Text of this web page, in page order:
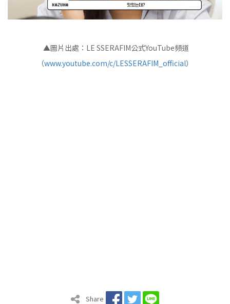
▲圖片出處：LE SSERAFIM公式YouTube頻道
（www.youtube.com/c/LESSERAFIM_official）
Share